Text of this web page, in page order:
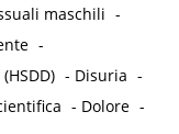
maschili -
-
- Disuria -
- Dolore -